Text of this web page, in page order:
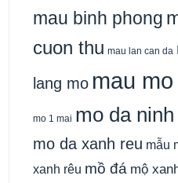
mau binh phong
cuon thu mau lan can da
lang mo mau
mo 1 mai mo da
mo da xanh reu mẫu
xanh rêu mồ đá mộ